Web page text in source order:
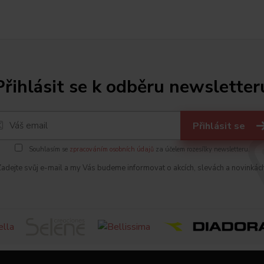
se k odběru
Přihlásit se
Souhlasím se zpracováním osobních údajů za účelem rozesílky newsletteru.
svůj e-mail a my Vás budeme informovat o akcích, slevách a